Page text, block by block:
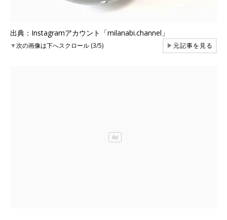
出典：Instagramアカウント「milanabi.channel」
▼次の画像は下へスクロール (3/5) ▶元記事を見る